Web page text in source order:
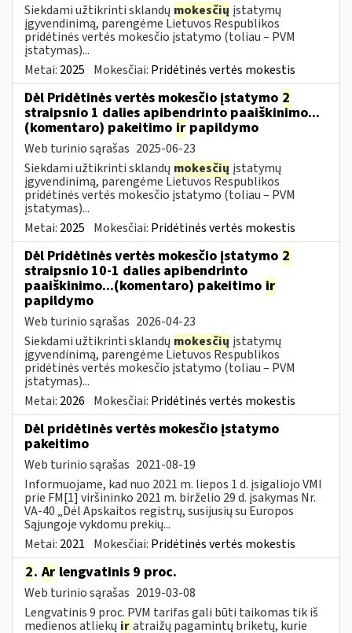
Siekdami užtikrinti sklandų mokesčių įstatymų
įgyvendinimą, parengėme Lietuvos Respublikos
pridėtinės vertės mokesčio įstatymo (toliau – PVM
įstatymas)...
Metai: 2025 Mokesčiai: Pridėtinės vertės mokestis
Dėl Pridėtinės vertės mokesčio įstatymo 2
straipsnio 1 dalies apibendrinto paaiškinimo...
(komentaro) pakeitimo ir papildymo
Web turinio sąrašas 2025-06-23
Siekdami užtikrinti sklandų mokesčių įstatymų
įgyvendinimą, parengėme Lietuvos Respublikos
pridėtinės vertės mokesčio įstatymo (toliau – PVM
įstatymas)...
Metai: 2025 Mokesčiai: Pridėtinės vertės mokestis
Dėl Pridėtinės vertės mokesčio įstatymo 2
straipsnio 10-1 dalies apibendrinto
paaiškinimo...(komentaro) pakeitimo ir
papildymo
Web turinio sąrašas 2026-04-23
Siekdami užtikrinti sklandų mokesčių įstatymų
įgyvendinimą, parengėme Lietuvos Respublikos
pridėtinės vertės mokesčio įstatymo (toliau – PVM
įstatymas)...
Metai: 2026 Mokesčiai: Pridėtinės vertės mokestis
Dėl pridėtinės vertės mokesčio įstatymo
pakeitimo
Web turinio sąrašas 2021-08-19
Informuojame, kad nuo 2021 m. liepos 1 d. įsigaliojo VMI
prie FM[1] viršininko 2021 m. birželio 29 d. įsakymas Nr.
VA-40 „Dėl Apskaitos registrų, susijusių su Europos
Sąjungoje vykdomu prekių...
Metai: 2021 Mokesčiai: Pridėtinės vertės mokestis
2. Ar lengvatinis 9 proc.
Web turinio sąrašas 2019-03-08
Lengvatinis 9 proc. PVM tarifas gali būti taikomas tik iš
medienos atliekų iratraižų pagamintų briketų, kurie